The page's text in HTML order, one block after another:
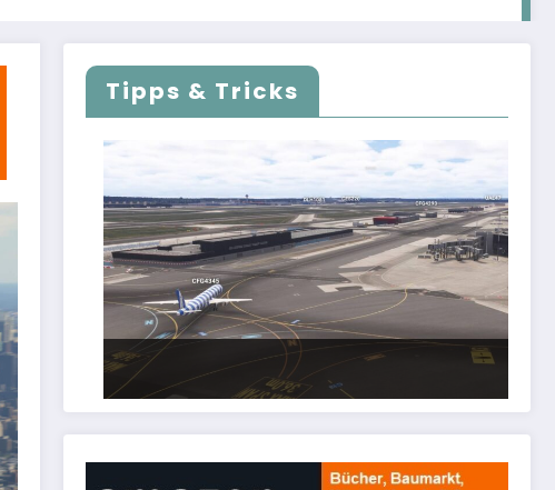
Tipps & Tricks
FSLTL Traffic: Tipps und Tricks, damit es
klappt!